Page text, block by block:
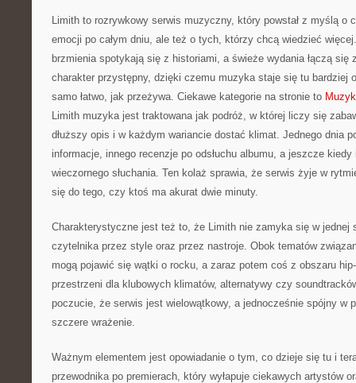
Limith to rozrywkowy serwis muzyczny, który powstał z myślą o
emocji po całym dniu, ale też o tych, którzy chcą wiedzieć
brzmienia spotykają się z historiami, a świeże wydania łączą się
charakter przystępny, dzięki czemu muzyka staje się tu bardziej
samo łatwo, jak przeżywa. Ciekawe kategorie na stronie to
Limith muzyka jest traktowana jak podróż, w której liczy się
dłuższy opis i w każdym wariancie dostać klimat. Jednego dnia
informacje, innego recenzje po odsłuchu albumu, a jeszcze
wieczornego słuchania. Ten kolaż sprawia, że serwis żyje w
się do tego, czy ktoś ma akurat dwie minuty.
Charakterystyczne jest też to, że Limith nie zamyka się w jednej
czytelnika przez style oraz przez nastroje. Obok tematów
mogą pojawić się wątki o rocku, a zaraz potem coś z obszaru
przestrzeni dla klubowych klimatów, alternatywy czy
poczucie, że serwis jest wielowątkowy, a jednocześnie spójny w
szczere wrażenie.
Ważnym elementem jest opowiadanie o tym, co dzieje się tu i
przewodnika po premierach, który wyłapuje ciekawych artystów